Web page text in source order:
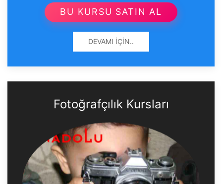
BU KURSU SATIN AL
DEVAMI İÇIN..
Fotoğrafçılık Kursları